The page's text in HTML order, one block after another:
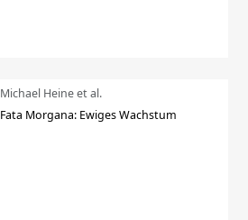
Michael Heine et al.
Fata Morgana: Ewiges Wachstum